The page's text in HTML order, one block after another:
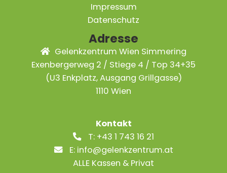
Impressum
Datenschutz
Adresse
Gelenkzentrum Wien Simmering
Exenbergerweg 2 / Stiege 4 / Top 34+35
(U3 Enkplatz, Ausgang Grillgasse)
1110 Wien
Kontakt
T: +43 1 743 16 21
E: info@gelenkzentrum.at
ALLE Kassen & Privat